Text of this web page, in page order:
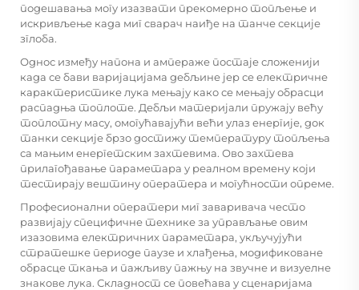
подешавања могу изазвати прекомерно топљење и
искривљење када миг сварач наиђе на танче секције
зглоба.
Однос између напона и ампераже постаје сложенији
када се бави варијацијама дебљине јер се електричне
карактеристике лука мењају како се мењају обрасци
распадња топлоте. Дебљи материјали пружају већу
топлотну масу, омогућавајући већи улаз енергије, док
танки секције брзо достижу температуру топљења
са мањим енергетским захтевима. Ово захтева
прилагођавање параметара у реалном времену који
тестирају вештину оператера и могућности опреме.
Професионални оператери миг заваривача често
развијају специфичне технике за управљање овим
изазовима електричних параметара, укључујући
стратешке периоде паузе и хлађења, модификоване
обрасце ткања и пажљиву пажњу на звучне и визуелне
знакове лука. Складност се повећава у сценаријама